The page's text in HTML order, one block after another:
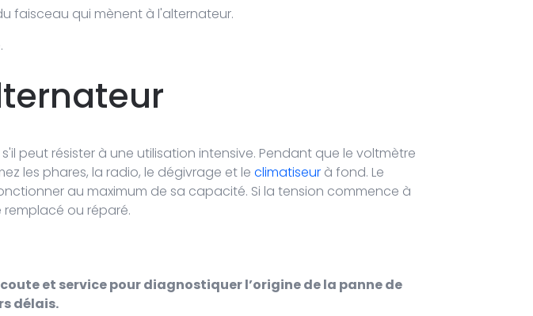
faisceau qui mènent à l'alternateur.
peut résister à une utilisation intensive. Pendant que le voltmètre
les phares, la radio, le dégivrage et leclimatiseur à fond. Le
au maximum de sa capacité. Si la tension commence à
ou réparé.
et service pour diagnostiquer l’origine de la panne de
délais.